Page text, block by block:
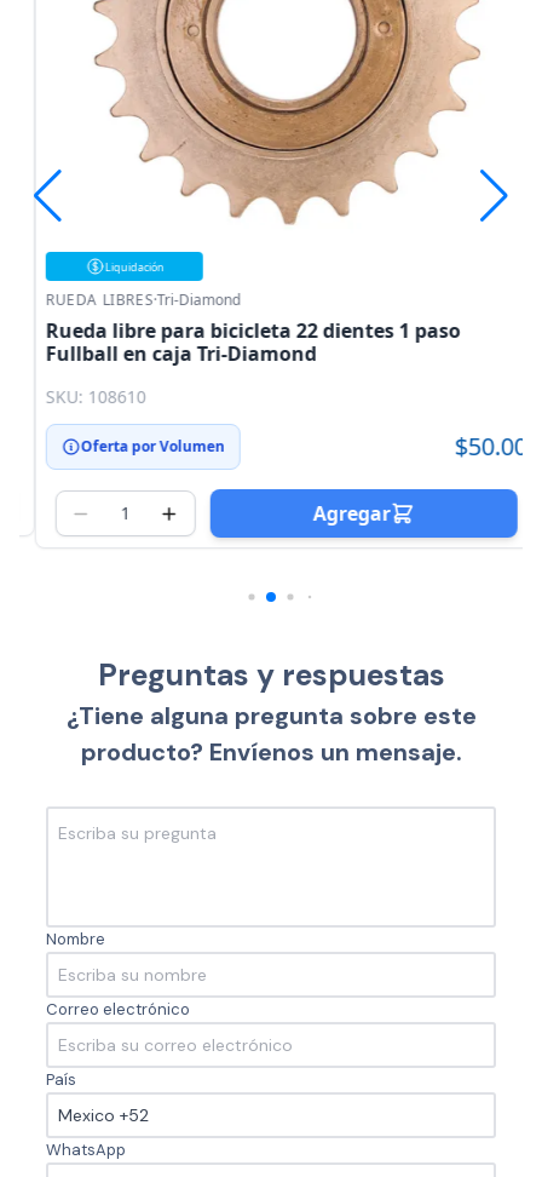
Liquidación
RUEDA LIBRES·Tri-Diamond
Rueda libre para bicicleta 22 dientes 1 paso
Fullball en caja Tri-Diamond
SKU: 108610
Oferta por Volumen $50.00
Agregar
Preguntas y respuestas
¿Tiene alguna pregunta sobre este
producto? Envíenos un mensaje.
Nombre
Correo electrónico
País
WhatsApp